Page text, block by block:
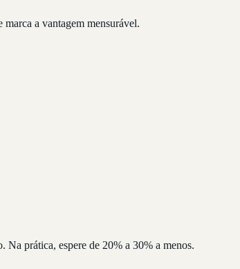
a vantagem mensurável.
prática, espere de 20% a 30% a menos.